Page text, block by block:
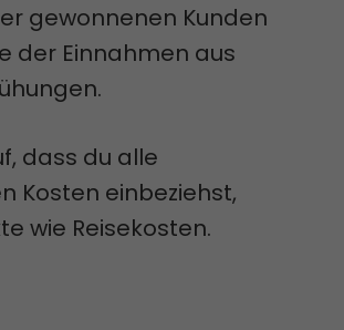
gewonnenen Kunden
der Einnahmen aus
dass du alle
Kosten einbeziehst,
wie Reisekosten.